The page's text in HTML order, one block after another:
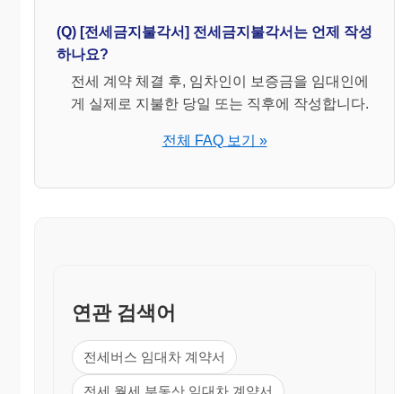
(Q) [전세금지불각서] 전세금지불각서는 언제 작성
하나요?
전세 계약 체결 후, 임차인이 보증금을 임대인에
게 실제로 지불한 당일 또는 직후에 작성합니다.
전체 FAQ 보기 »
연관 검색어
전세버스 임대차 계약서